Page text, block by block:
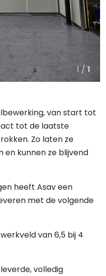
1 / 1
van start tot
tot de laatste
Zo laten ze
kunnen ze blijvend
heeft Asav een
met de volgende
van 6,5 bij 4
volledig